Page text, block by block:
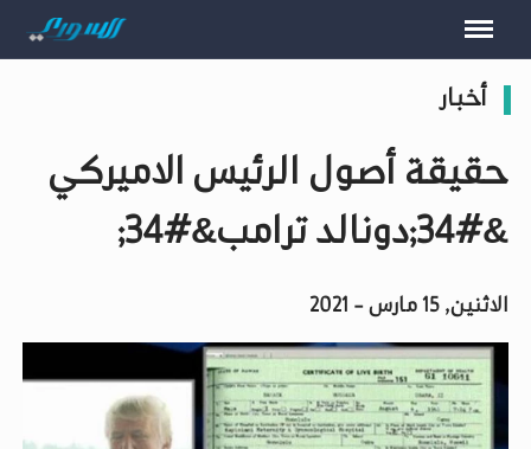
أخبار
حقيقة أصول الرئيس الاميركي
&#34;دونالد ترامب&#34;
الاثنين, 15 مارس - 2021